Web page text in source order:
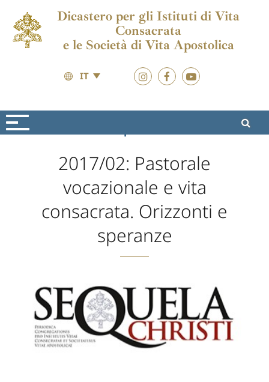
Dicastero per gli Istituti di Vita
Consacrata
e le Società di Vita Apostolica
IT
2017/02: Pastorale
vocazionale e vita
consacrata. Orizzonti e
speranze